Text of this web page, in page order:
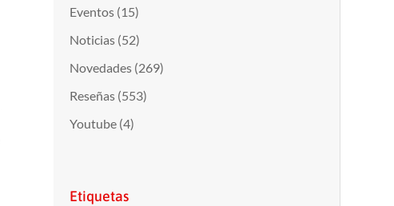
Eventos(15)
Noticias(52)
Novedades(269)
Reseñas(553)
Youtube(4)
Etiquetas